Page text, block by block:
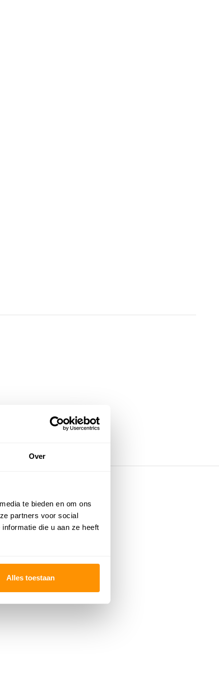
Over
te bieden en om ons
partners voor social
die u aan ze heeft
Alles toestaan